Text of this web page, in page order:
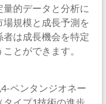
的データと分析に
規模と成長予測を
は成長機会を特定
とができます。
ペンタンジオネー